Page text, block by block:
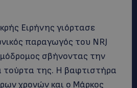
Ειρήνης γιόρτασε
παραγωγός του NRJ
σβήνοντας την
τούρτα της. Η βαφτιστήρα
χρονών και ο Μάρκος